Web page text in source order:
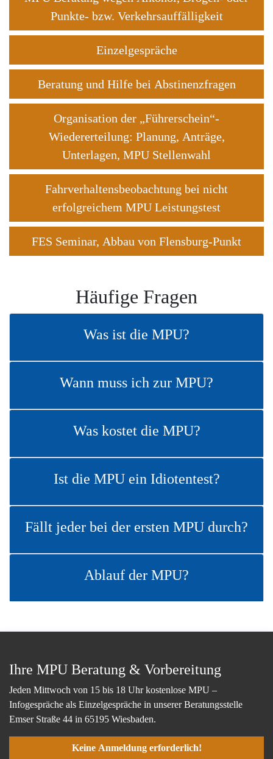
Punkte- bzw. Verkehrsauffälligkeit
Einzelgespräche
Beratung und Hilfe bei Abstinenzfragen
Organisation der „Führerschein“-
Wiedererteilung: Planung, Anträge,
Unterlagen, MPU Stellenwahl
Fahrverhaltensbeobachtung bei nicht
erfolgreichem MPU Leistungstest
FES Seminar, Abbau von Flensburg-Punkt
Häufige Fragen
Was ist die MPU?
Wann muss ich zur MPU?
Was kostet die MPU?
Ist die MPU ein Idiotentest?
Fällt jeder bei der ersten MPU durch?
Ablauf der MPU?
Ihre MPU Beratung & Vorbereitung
Jeden Mittwoch von 15 bis 18 Uhr kostenlose MPU –
Infogespräche als Einzelgespräche in unserer Beratungsstelle
Emser Straße 44 in 65195 Wiesbaden.
Keine Anmeldung erforderlich!